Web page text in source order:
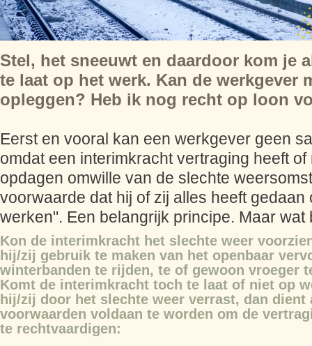
Stel, het sneeuwt en daardoor kom je
te laat op het werk. Kan de werkgever
opleggen? Heb ik nog recht op loon
Eerst en vooral kan een werkgever geen
omdat een interimkracht vertraging heeft of
opdagen omwille van de slechte
voorwaarde dat hij of zij alles heeft gedaan
werken". Een belangrijk principe. Maar wat
Kon de interimkracht het slechte weer
hij/zij gebruik te maken van het openbaar
winterbanden te rijden, te of gewoon vroeger
Komt de interimkracht toch te laat of niet op
hij/zij door het slechte weer verrast, dan dient
voorwaarden voldaan te worden om de
te rechtvaardigen: